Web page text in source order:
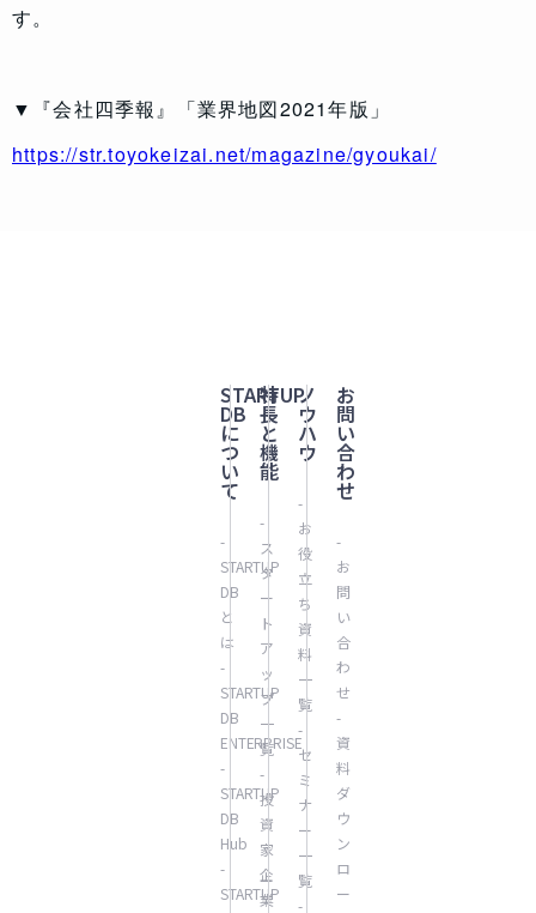
す。
▼ 『会社四季報』「業界地図2021年版」
https://str.toyokeizai.net/magazine/gyoukai/
STARTUP
DB
に
つ
い
て
-
STARTUP
DB
と
は
-
STARTUP
DB
ENTERPRISE
-
STARTUP
DB
Hub
-
STARTUP
特
長
と
機
能
-
ス
タ
ー
ト
ア
ッ
プ
一
覧
-
投
資
家
企
業
ノ
ウ
ハ
ウ
-
お
役
立
ち
資
料
一
覧
-
セ
ミ
ナ
ー
一
覧
-
お
問
い
合
わ
せ
-
お
問
い
合
わ
せ
-
資
料
ダ
ウ
ン
ロ
ー